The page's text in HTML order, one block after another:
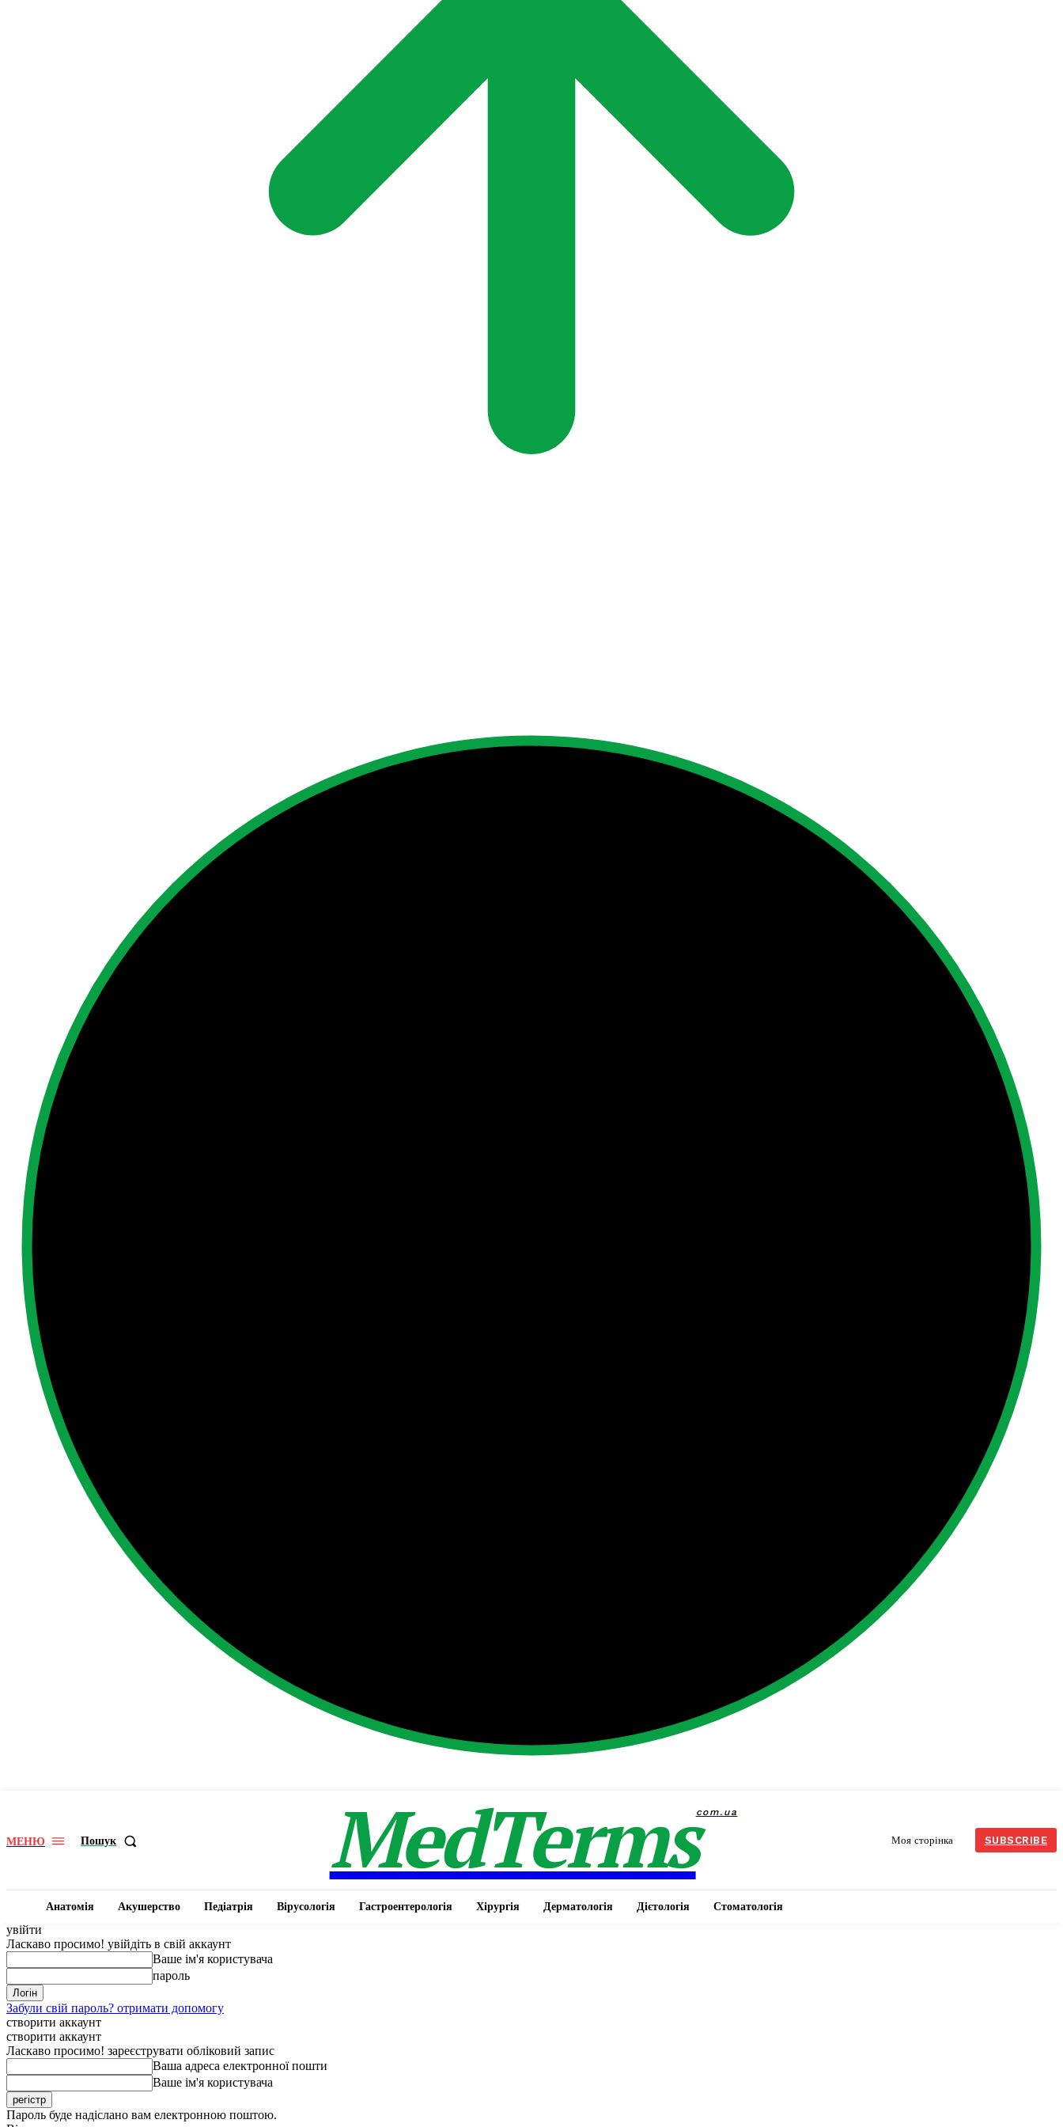
МЕНЮ Пошук MedTermscom.ua
Моя сторінка SUBSCRIBE
Анатомія Акушерство Педіатрія Вірусологія Гастроентерологія Хірургія Дерматологія Дієтологія Стоматологія
увійти
Ласкаво просимо! увійдіть в свій аккаунт
Ваше ім'я користувача
пароль
Забули свій пароль? отримати допомогу
створити аккаунт
створити аккаунт
Ласкаво просимо! зареєструвати обліковий запис
Ваша адреса електронної пошти
Ваше ім'я користувача
Пароль буде надіслано вам електронною поштою.